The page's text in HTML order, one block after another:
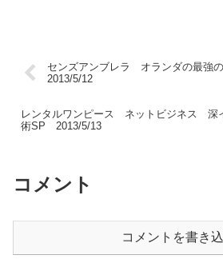
センズアンブレラ オランダの最
2013/5/12
レンタルワンピース ネットビジネス 深
術SP 2013/5/13
コメント
コメントを書き